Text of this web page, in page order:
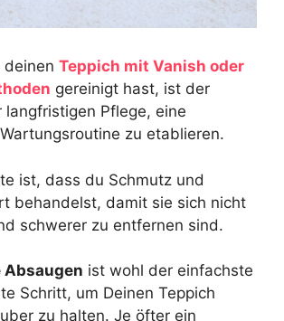
deinen Teppich mit Vanish oder
gereinigt hast, ist der
langfristigen Pflege, eine
zu etablieren.
ist, dass du Schmutz und
behandelst, damit sie sich nicht
schwerer zu entfernen sind.
Absaugen ist wohl der einfachste
Schritt, um Deinen Teppich
zu halten. Je öfter ein